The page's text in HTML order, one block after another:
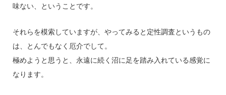
味ない、ということです。
それらを模索していますが、やってみると定性調査というもの
は、とんでもなく厄介でして。
極めようと思うと、永遠に続く沼に足を踏み入れている感覚に
なります。